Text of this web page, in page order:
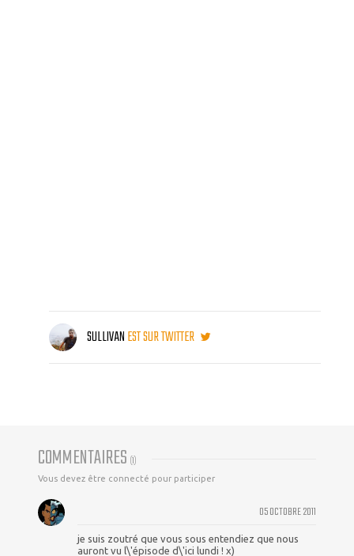
SULLIVANEST SUR TWITTER
COMMENTAIRES (1)
Vous devez être connecté pour participer
05 OCTOBRE 2011
je suis zoutré que vous sous entendiez que nous
auront vu l\'épisode d\'ici lundi ! x)